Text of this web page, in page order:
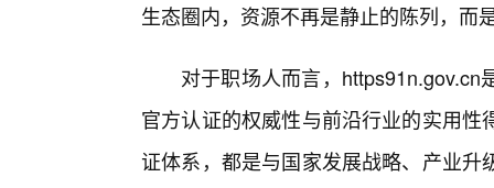
生态圈内，资源不再是静止的陈列，而
对于职场人而言，
官方认证的权威性与前沿行业的实用
证体系，都是与国家发展战略、产业